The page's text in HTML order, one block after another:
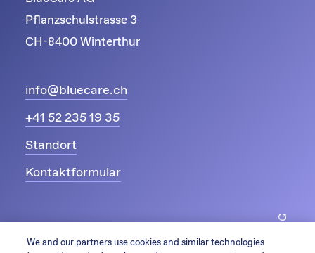
Pflanzschulstrasse 3
CH-8400 Winterthur
info@bluecare.ch
+41 52 235 19 35
Standort
Kontaktformular
We and our partners use cookies and similar technologies